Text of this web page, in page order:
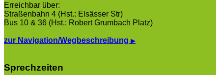
Erreichbar über:
Straßenbahn 4 (Hst.: Elsässer Str)
Bus 10 & 36 (Hst.: Robert Grumbach Platz)
zur Navigation/Wegbeschreibung ▶
Sprechzeiten